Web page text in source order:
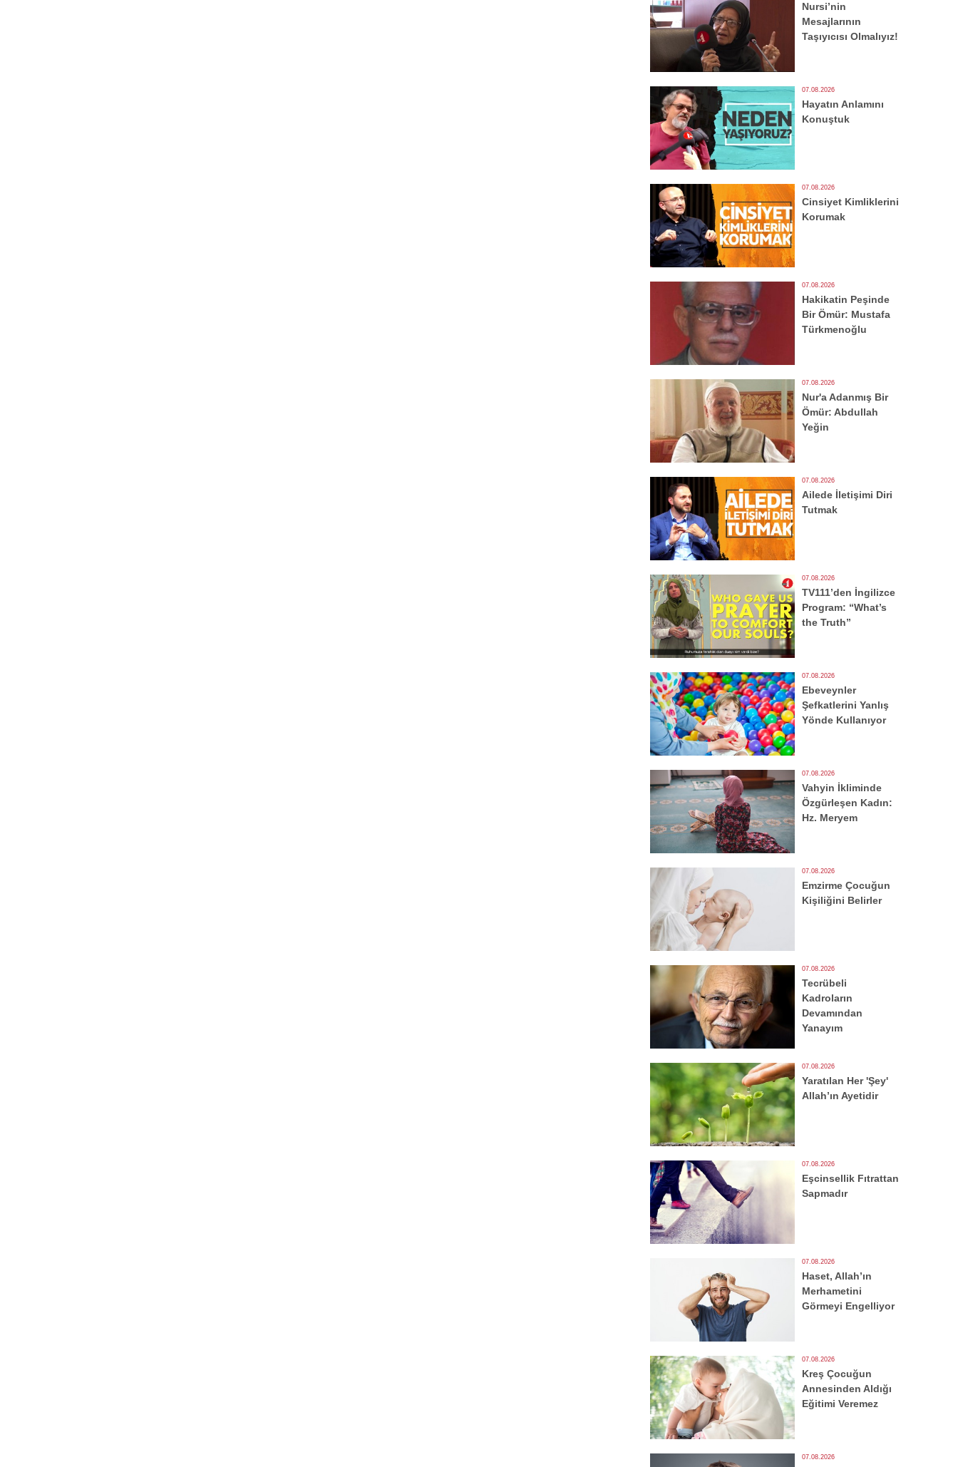
Nursi’nin
Mesajlarının
Taşıyıcısı Olmalıyız!
07.08.2026
Hayatın Anlamını
Konuştuk
07.08.2026
Cinsiyet Kimliklerini
Korumak
07.08.2026
Hakikatin Peşinde
Bir Ömür: Mustafa
Türkmenoğlu
07.08.2026
Nur'a Adanmış Bir
Ömür: Abdullah
Yeğin
07.08.2026
Ailede İletişimi Diri
Tutmak
07.08.2026
TV111’den İngilizce
Program: “What’s
the Truth”
07.08.2026
Ebeveynler
Şefkatlerini Yanlış
Yönde Kullanıyor
07.08.2026
Vahyin İkliminde
Özgürleşen Kadın:
Hz. Meryem
07.08.2026
Emzirme Çocuğun
Kişiliğini Belirler
07.08.2026
Tecrübeli
Kadroların
Devamından
Yanayım
07.08.2026
Yaratılan Her 'Şey'
Allah’ın Ayetidir
07.08.2026
Eşcinsellik Fıtrattan
Sapmadır
07.08.2026
Haset, Allah’ın
Merhametini
Görmeyi Engelliyor
07.08.2026
Kreş Çocuğun
Annesinden Aldığı
Eğitimi Veremez
07.08.2026